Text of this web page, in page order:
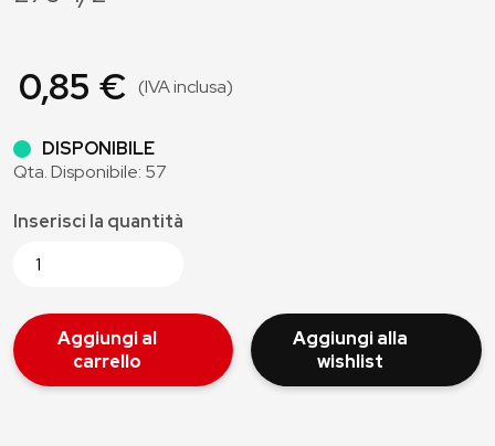
0,85 € (IVA inclusa)
DISPONIBILE
Qta. Disponibile: 57
Inserisci la quantità
Aggiungi al
carrello
Aggiungi alla
wishlist